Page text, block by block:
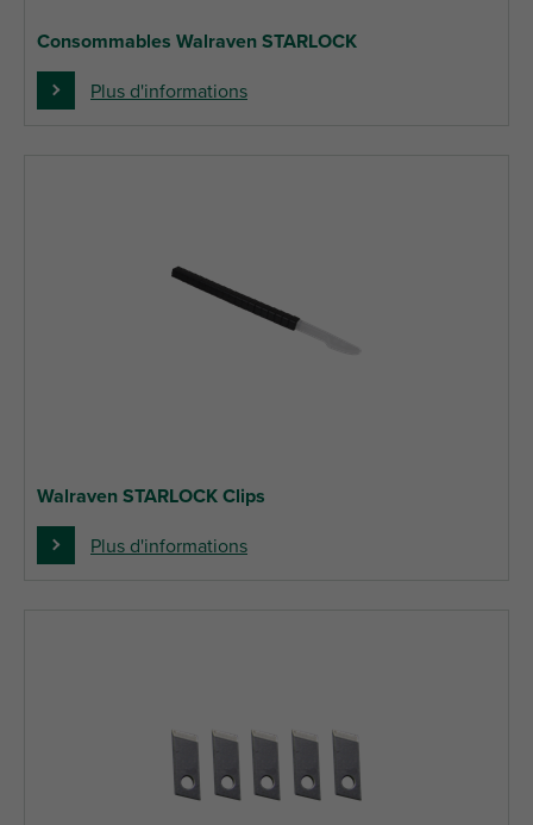
Consommables Walraven STARLOCK
Plus d'informations
Walraven STARLOCK Clips
Plus d'informations